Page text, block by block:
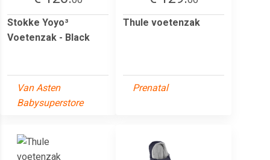
Stokke Yoyo³
Voetenzak - Black
Van Asten
Babysuperstore
Thule voetenzak
Prenatal